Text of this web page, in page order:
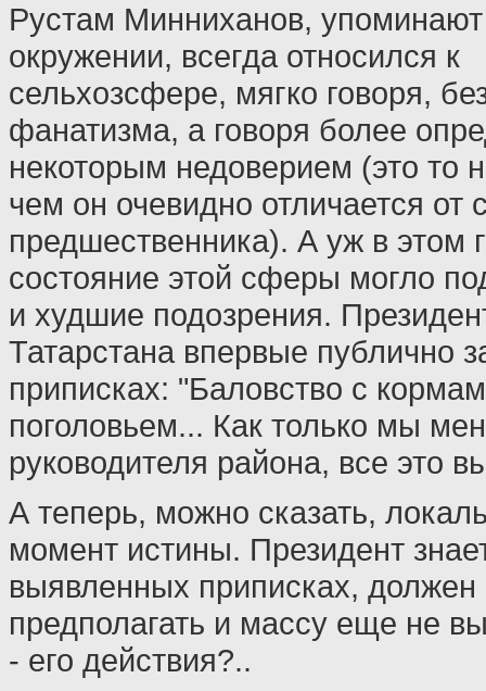
Рустам Минниханов, упоминают
окружении, всегда относился к
сельхозсфере, мягко говоря,
фанатизма, а говоря более
некоторым недоверием (это то
чем он очевидно отличается от
предшественника). А уж в этом
состояние этой сферы могло
и худшие подозрения.
Татарстана впервые публично
приписках: "Баловство с
поголовьем... Как только мы
руководителя района, все это
А теперь, можно сказать,
момент истины. Президент
выявленных приписках, должен
предполагать и массу еще не
- его действия?..